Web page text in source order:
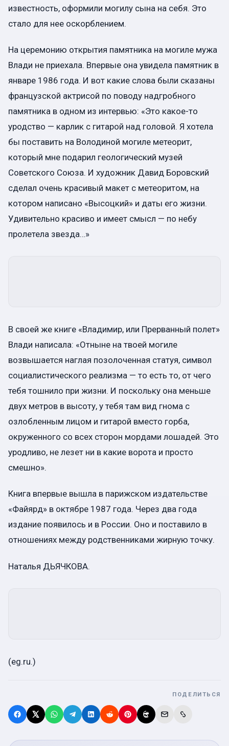
известность, оформили могилу сына на себя. Это
стало для нее оскорблением.
На церемонию открытия памятника на могиле мужа
Влади не приехала. Впервые она увидела памятник в
январе 1986 года. И вот какие слова были сказаны
французской актрисой по поводу надгробного
памятника в одном из интервью: «Это какое-то
уродство — карлик с гитарой над головой. Я хотела
бы поставить на Володиной могиле метеорит,
который мне подарил геологический музей
Советского Союза. И художник Давид Боровский
сделал очень красивый макет с метеоритом, на
котором написано «Высоцкий» и даты его жизни.
Удивительно красиво и имеет смысл — по небу
пролетела звезда…»
В своей же книге «Владимир, или Прерванный полет»
Влади написала: «Отныне на твоей могиле
возвышается наглая позолоченная статуя, символ
социалистического реализма — то есть то, от чего
тебя тошнило при жизни. И поскольку она меньше
двух метров в высоту, у тебя там вид гнома с
озлобленным лицом и гитарой вместо горба,
окруженного со всех сторон мордами лошадей. Это
уродливо, не лезет ни в какие ворота и просто
смешно».
Книга впервые вышла в парижском издательстве
«Файярд» в октябре 1987 года. Через два года
издание появилось и в России. Оно и поставило в
отношениях между родственниками жирную точку.
Наталья ДЬЯЧКОВА.
(eg.ru.)
ПОДЕЛИТЬСЯ